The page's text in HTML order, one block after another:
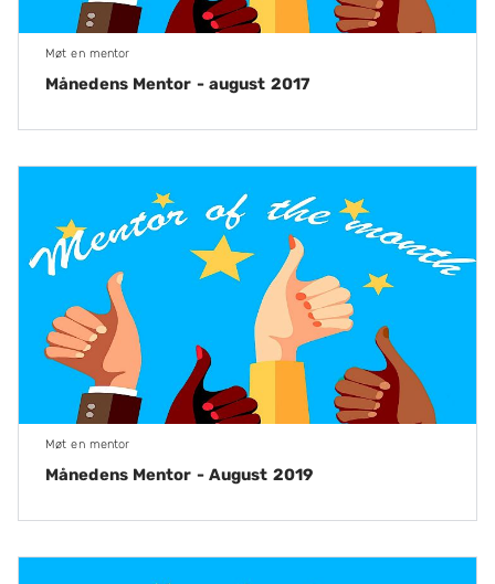
Møt en mentor
Månedens Mentor - august 2017
Møt en mentor
Månedens Mentor - August 2019